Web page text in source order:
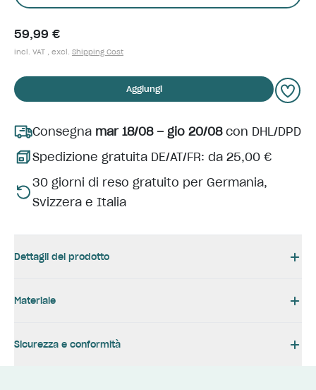
59,99 €
incl. VAT , excl. Shipping Cost
Aggiungi
Consegna mar 18/08 – gio 20/08con DHL/DPD
Spedizione gratuita DE/AT/FR: da 25,00 €
30 giorni di reso gratuito per Germania,
Svizzera e Italia
Dettagli del prodotto
Materiale
Sicurezza e conformità